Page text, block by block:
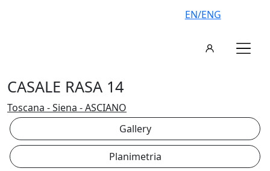
EN/ENG
CASALE RASA 14
Toscana - Siena - ASCIANO
Gallery
Planimetria